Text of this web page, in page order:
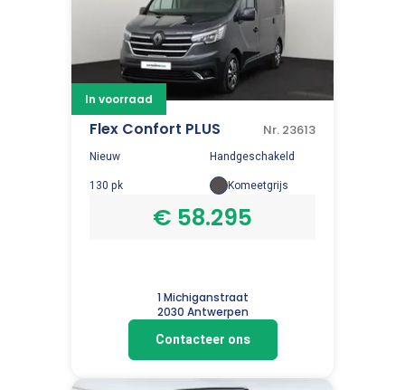
In voorraad
Flex Confort PLUS Nr. 23613
Nieuw
Handgeschakeld
130 pk
Komeetgrijs
€ 58.295
1 Michiganstraat
2030 Antwerpen
Contacteer ons